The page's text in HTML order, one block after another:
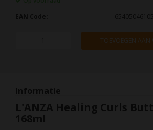
TOEVOEGEN AAN
Informatie
L'ANZA Healing Curls
168ml